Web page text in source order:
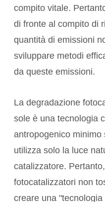
compito vitale.
di fronte al compito di
quantità di emissioni
sviluppare metodi
da queste emissioni.
La degradazione
sole è una tecnologia
antropogenico
utilizza solo la luce
catalizzatore.
fotocatalizzatori non
creare una